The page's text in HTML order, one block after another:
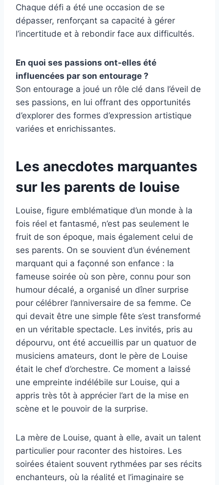
Chaque défi a été une occasion de se
dépasser, renforçant sa capacité à gérer
l’incertitude et à rebondir face aux difficultés.
En quoi ses passions ont-elles été
influencées par son entourage ?
Son entourage a joué un rôle clé dans l’éveil de
ses passions, en lui offrant des opportunités
d’explorer des formes d’expression artistique
variées et enrichissantes.
Les anecdotes marquantes
sur les parents de louise
Louise, figure emblématique d’un monde à la
fois réel et fantasmé, n’est pas seulement le
fruit de son époque, mais également celui de
ses parents. On se souvient d’un événement
marquant qui a façonné son enfance : la
fameuse soirée où son père, connu pour son
humour décalé, a organisé un dîner surprise
pour célébrer l’anniversaire de sa femme. Ce
qui devait être une simple fête s’est transformé
en un véritable spectacle. Les invités, pris au
dépourvu, ont été accueillis par un quatuor de
musiciens amateurs, dont le père de Louise
était le chef d’orchestre. Ce moment a laissé
une empreinte indélébile sur Louise, qui a
appris très tôt à apprécier l’art de la mise en
scène et le pouvoir de la surprise.
La mère de Louise, quant à elle, avait un talent
particulier pour raconter des histoires. Les
soirées étaient souvent rythmées par ses récits
enchanteurs, où la réalité et l’imaginaire se